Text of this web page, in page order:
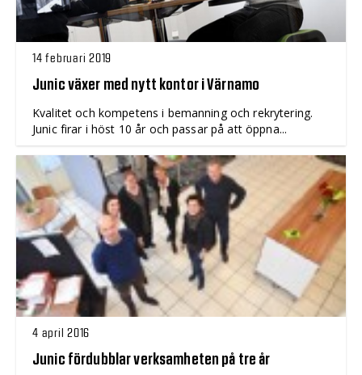
14 februari 2019
Junic växer med nytt kontor i Värnamo
Kvalitet och kompetens i bemanning och rekrytering.
Junic firar i höst 10 år och passar på att öppna...
4 april 2016
Junic fördubblar verksamheten på tre år